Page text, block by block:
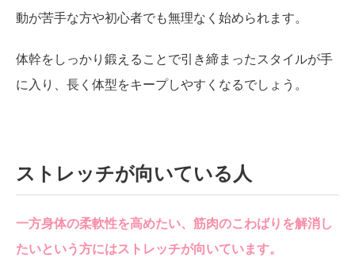
動が苦手な方や初心者でも無理なく始められます。
体幹をしっかり鍛えることで引き締まったスタイルが手
に入り、長く体型をキープしやすくなるでしょう。
ストレッチが向いている人
一方身体の柔軟性を高めたい、筋肉のこわばりを解消し
たいという方にはストレッチが向いています。